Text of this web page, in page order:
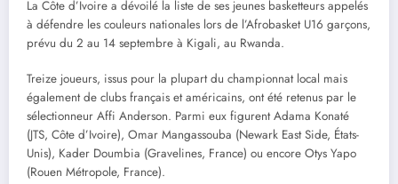
La Côte d’Ivoire a dévoilé la liste de ses jeunes basketteurs appelés
à défendre les couleurs nationales lors de l’Afrobasket U16 garçons,
prévu du 2 au 14 septembre à Kigali, au Rwanda.
Treize joueurs, issus pour la plupart du championnat local mais
également de clubs français et américains, ont été retenus par le
sélectionneur Affi Anderson. Parmi eux figurent Adama Konaté
(JTS, Côte d’Ivoire), Omar Mangassouba (Newark East Side, États-
Unis), Kader Doumbia (Gravelines, France) ou encore Otys Yapo
(Rouen Métropole, France).